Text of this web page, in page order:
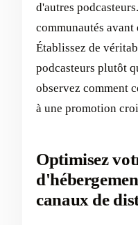
d'autres
communautés
Établissez de
podcasteurs plutôt
observez comment
à une promotion
Optimisez
canaux de